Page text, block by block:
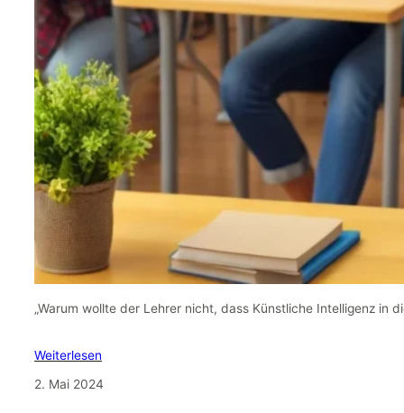
„Warum wollte der Lehrer nicht, dass Künstliche Intelligenz in
Weiterlesen
2. Mai 2024